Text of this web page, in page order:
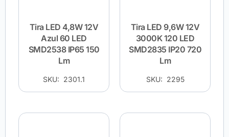
Tira LED 4,8W 12V
Azul 60 LED
SMD2538 IP65 150
Lm
SKU: 2301.1
Tira LED 9,6W 12V
3000K 120 LED
SMD2835 IP20 720
Lm
SKU: 2295